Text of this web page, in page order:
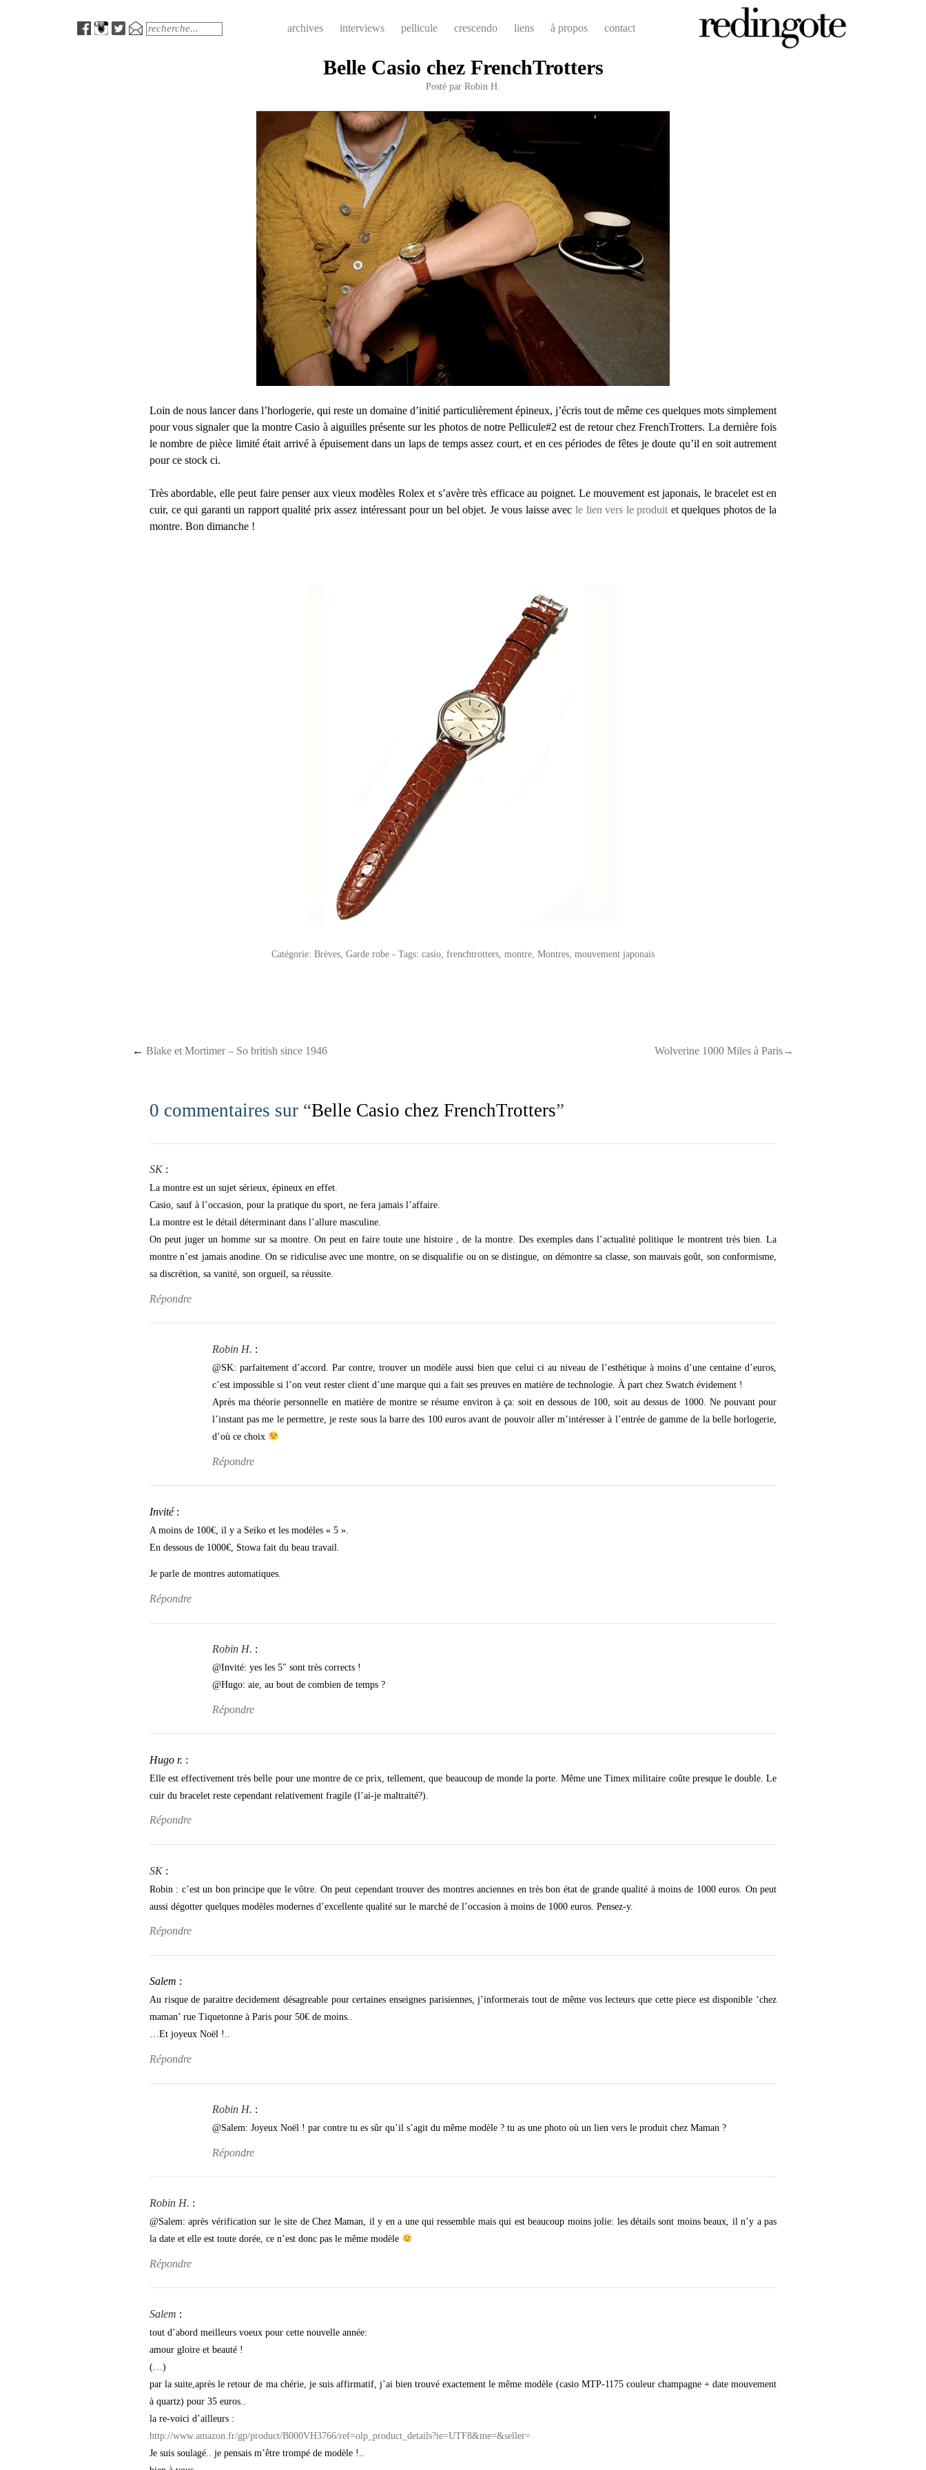
MenuSearch archives interviews pellicule crescendo liens à propos contact
Belle Casio chez FrenchTrotters
Posté par Robin H.
Loin de nous lancer dans l’horlogerie, qui reste un domaine d’initié particulièrement épineux, j’écris tout de même ces quelques mots simplement
pour vous signaler que la montre Casio à aiguilles présente sur les photos de notre Pellicule#2 est de retour chez FrenchTrotters. La dernière fois
le nombre de pièce limité était arrivé à épuisement dans un laps de temps assez court, et en ces périodes de fêtes je doute qu’il en soit autrement
pour ce stock ci.
Très abordable, elle peut faire penser aux vieux modèles Rolex et s’avère très efficace au poignet. Le mouvement est japonais, le bracelet est en
cuir, ce qui garanti un rapport qualité prix assez intéressant pour un bel objet. Je vous laisse avec le lien vers le produit et quelques photos de la
montre. Bon dimanche !
Catégorie: Brèves Garde robe - Tags: casio frenchtrotters montre Montres mouvement japonais
Post navigation
← Blake et Mortimer – So british since 1946 Wolverine 1000 Miles à Paris→
0 commentaires sur “Belle Casio chez FrenchTrotters”
SK :
La montre est un sujet sérieux, épineux en effet.
Casio, sauf à l’occasion, pour la pratique du sport, ne fera jamais l’affaire.
La montre est le détail déterminant dans l’allure masculine.
On peut juger un homme sur sa montre. On peut en faire toute une histoire , de la montre. Des exemples dans l’actualité politique le montrent très bien. La
montre n’est jamais anodine. On se ridiculise avec une montre, on se disqualifie ou on se distingue, on démontre sa classe, son mauvais goût, son conformisme,
sa discrétion, sa vanité, son orgueil, sa réussite.
Répondre
Robin H. :
@SK: parfaitement d’accord. Par contre, trouver un modèle aussi bien que celui ci au niveau de l’esthétique à moins d’une centaine d’euros,
c’est impossible si l’on veut rester client d’une marque qui a fait ses preuves en matière de technologie. À part chez Swatch évidement !
Après ma théorie personnelle en matière de montre se résume environ à ça: soit en dessous de 100, soit au dessus de 1000. Ne pouvant pour
l’instant pas me le permettre, je reste sous la barre des 100 euros avant de pouvoir aller m’intéresser à l’entrée de gamme de la belle horlogerie,
d’où ce choix
Répondre
Invité :
A moins de 100€, il y a Seiko et les modèles « 5 ».
En dessous de 1000€, Stowa fait du beau travail.
Je parle de montres automatiques.
Répondre
Robin H. :
@Invité: yes les 5″ sont très corrects !
@Hugo: aie, au bout de combien de temps ?
Répondre
Hugo r. :
Elle est effectivement très belle pour une montre de ce prix, tellement, que beaucoup de monde la porte. Même une Timex militaire coûte presque le double. Le
cuir du bracelet reste cependant relativement fragile (l’ai-je maltraité?).
Répondre
SK :
Robin : c’est un bon principe que le vôtre. On peut cependant trouver des montres anciennes en très bon état de grande qualité à moins de 1000 euros. On peut
aussi dégotter quelques modèles modernes d’excellente qualité sur le marché de l’occasion à moins de 1000 euros. Pensez-y.
Répondre
Salem :
Au risque de paraitre decidement désagreable pour certaines enseignes parisiennes, j’informerais tout de même vos lecteurs que cette piece est disponible ‘chez
maman’ rue Tiquetonne à Paris pour 50€ de moins..
…Et joyeux Noël !..
Répondre
Robin H. :
@Salem: Joyeux Noël ! par contre tu es sûr qu’il s’agit du même modèle ? tu as une photo où un lien vers le produit chez Maman ?
Répondre
Robin H. :
@Salem: après vérification sur le site de Chez Maman, il y en a une qui ressemble mais qui est beaucoup moins jolie: les détails sont moins beaux, il n’y a pas
la date et elle est toute dorée, ce n’est donc pas le même modèle
Répondre
Salem :
tout d’abord meilleurs voeux pour cette nouvelle année:
amour gloire et beauté !
(…)
par la suite,après le retour de ma chérie, je suis affirmatif, j’ai bien trouvé exactement le même modèle (casio MTP-1175 couleur champagne + date mouvement
à quartz) pour 35 euros..
la re-voici d’ailleurs :
http://www.amazon.fr/gp/product/B000VH3766/ref=olp_product_details?ie=UTF8&me=&seller=
Je suis soulagé.. je pensais m’être trompé de modèle !..